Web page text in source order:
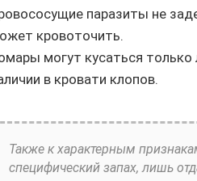
паразиты не
кровоточить.
могут кусаться
в кровати клопов.
Также к характерным
специфический запах, лишь